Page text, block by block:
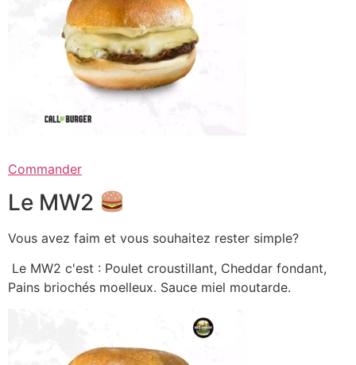
Commander
Le MW2
Vous avez faim et vous souhaitez rester simple?
Le MW2 c'est : Poulet croustillant, Cheddar fondant,
Pains briochés moelleux. Sauce miel moutarde.